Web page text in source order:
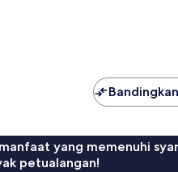
yang memenuhi
petualangan!